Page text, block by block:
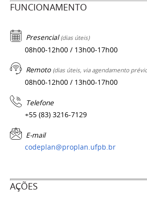
FUNCIONAMENTO
Presencial (dias úteis)
08h00-12h00 / 13h00-17h00
Remoto (dias úteis, via agendamento
08h00-12h00 / 13h00-17h00
Telefone
+55 (83) 3216-7129
E-mail
codeplan@proplan.ufpb.br
AÇÕES